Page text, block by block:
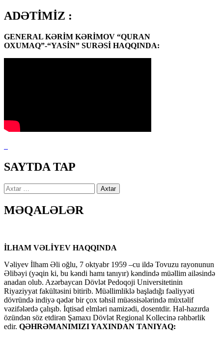
ADƏTİMİZ :
GENERAL KƏRİM KƏRİMOV “QURAN
OXUMAQ”-“YASİN” SURƏSİ HAQQINDA:
SAYTDA TAP
Axtarış:
MƏQALƏLƏR
İLHAM VƏLİYEV HAQQINDA
Vəliyev İlham Əli oğlu, 7 oktyabr 1959 –cu ildə Tovuzu rayonunun
Əlibəyi (yəqin ki, bu kəndi hamı tanıyır) kəndində müəllim ailəsində
anadan olub. Azərbaycan Dövlət Pedoqoji Universitetinin
Riyaziyyat fakültəsini bitirib. Müəllimliklə başladığı fəaliyyəti
dövründə indiyə qədər bir çox təhsil müəssisələrində müxtəlif
vəzifələrdə çalışıb. İqtisad elmləri namizədi, dosentdir. Hal-hazırda
özündən söz etdirən Şamaxı Dövlət Regional Kollecinə rəhbərlik
edir. QƏHRƏMANIMIZI YAXINDAN TANIYAQ: